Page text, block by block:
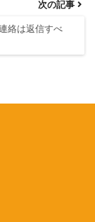
次の記事
絡は返信すべ